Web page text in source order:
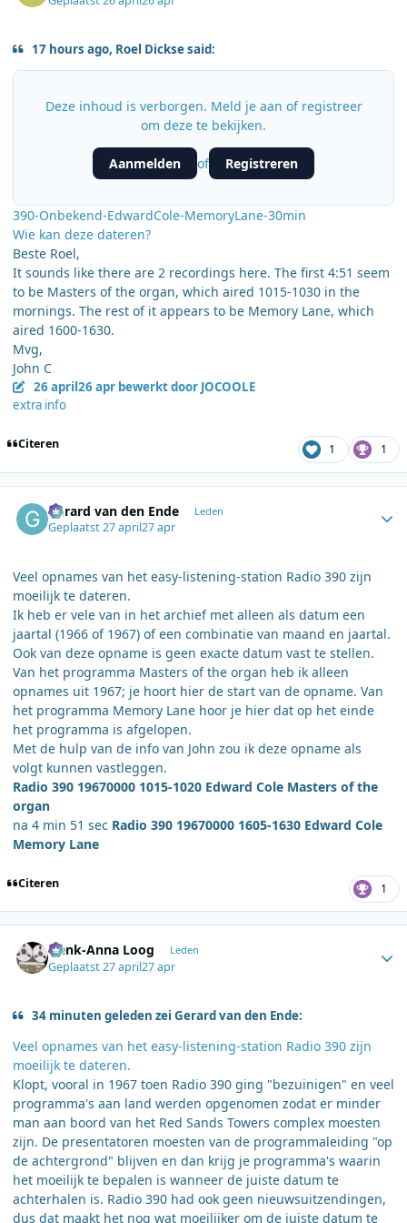
17 hours ago, Roel Dickse said:
Deze inhoud is verborgen. Meld je aan of registreer
om deze te bekijken.
Aanmelden of Registreren
390-Onbekend-EdwardCole-MemoryLane-30min
Wie kan deze dateren?
Beste Roel,
It sounds like there are 2 recordings here. The first 4:51 seem
to be Masters of the organ, which aired 1015-1030 in the
mornings. The rest of it appears to be Memory Lane, which
aired 1600-1630.
Mvg,
John C
26 april 26 aprbewerkt door JOCOOLE
extra info
Citeren 1 1
Gerard van den Ende Leden
Geplaatst27 april27 apr
Veel opnames van het easy-listening-station Radio 390 zijn
moeilijk te dateren.
Ik heb er vele van in het archief met alleen als datum een
jaartal (1966 of 1967) of een combinatie van maand en jaartal.
Ook van deze opname is geen exacte datum vast te stellen.
Van het programma Masters of the organ heb ik alleen
opnames uit 1967; je hoort hier de start van de opname. Van
het programma Memory Lane hoor je hier dat op het einde
het programma is afgelopen.
Met de hulp van de info van John zou ik deze opname als
volgt kunnen vastleggen.
Radio 390 19670000 1015-1020 Edward Cole Masters of the
organ
na 4 min 51 sec Radio 390 19670000 1605-1630 Edward Cole
Memory Lane
Citeren 1
Henk-Anna Loog Leden
Geplaatst27 april27 apr
34 minuten geleden zei Gerard van den Ende:
Veel opnames van het easy-listening-station Radio 390 zijn
moeilijk te dateren.
Klopt, vooral in 1967 toen Radio 390 ging "bezuinigen" en veel
programma's aan land werden opgenomen zodat er minder
man aan boord van het Red Sands Towers complex moesten
zijn. De presentatoren moesten van de programmaleiding "op
de achtergrond" blijven en dan krijg je programma's waarin
het moeilijk te bepalen is wanneer de juiste datum te
achterhalen is. Radio 390 had ook geen nieuwsuitzendingen,
dus dat maakt het nog wat moeilijker om de juiste datum te